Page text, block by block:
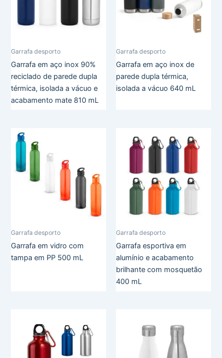
Garrafa desporto
Garrafa em aço inox 90%
reciclado de parede dupla
térmica, isolada a vácuo e
acabamento mate 810 mL
Garrafa desporto
Garrafa em aço inox de
parede dupla térmica,
isolada a vácuo 640 mL
Garrafa desporto
Garrafa em vidro com
tampa em PP 500 mL
Garrafa desporto
Garrafa esportiva em
alumínio e acabamento
brilhante com mosquetão
400 mL